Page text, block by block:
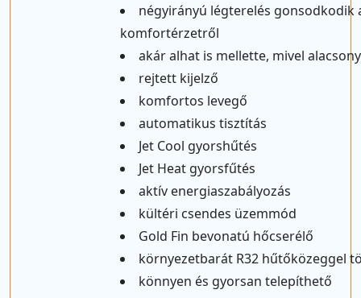
négyirányú légterelés gonsodkodik
komfortérzetről
akár alhat is mellette, mivel
rejtett kijelző
komfortos levegő
automatikus tisztítás
Jet Cool gyorshűtés
Jet Heat gyorsfűtés
aktív energiaszabályozás
kültéri csendes üzemmód
Gold Fin bevonatú hőcserélő
környezetbarát R32 hűtőközeggel
könnyen és gyorsan telepíthető